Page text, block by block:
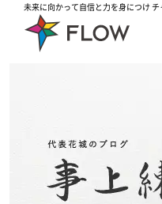
未来に向かって自信と力を身につけ